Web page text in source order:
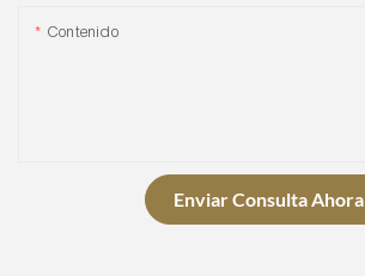
Contenido
Enviar Consulta Ahora